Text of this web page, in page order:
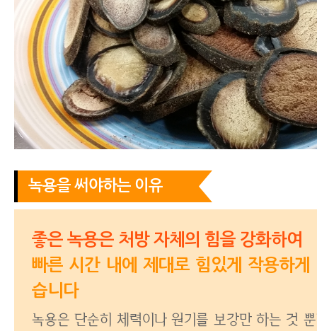
녹용을 써야하는 이유
좋은 녹용은 처방 자체의 힘을 강화하여
빠른 시간 내에 제대로 힘있게 작용하게
습니다
녹용은 단순히 체력이나 원기를 보강만 하는 것